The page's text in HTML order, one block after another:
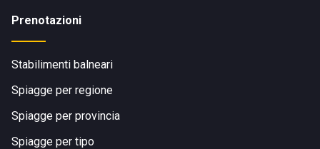
Prenotazioni
Stabilimenti balneari
Spiagge per regione
Spiagge per provincia
Spiagge per tipo